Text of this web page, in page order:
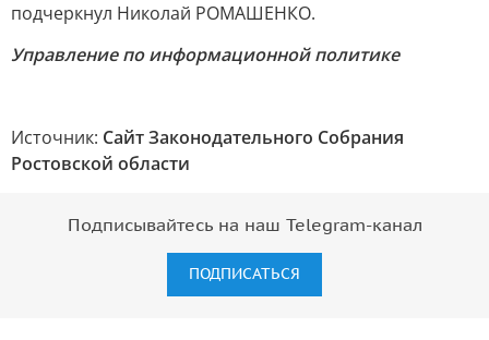
подчеркнул Николай РОМАШЕНКО.
Управление по информационной политике
Источник: Сайт Законодательного Собрания
Ростовской области
Подписывайтесь на наш Telegram-канал
ПОДПИСАТЬСЯ